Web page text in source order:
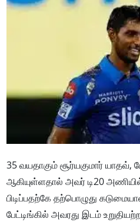
35 வயதாகும் சூர்யகுமார் யாதவ்,
ஆகியுள்ளதால் அவர் டி20
பிடிப்பதற்கே தற்பொழுது
பேட்டிங்கில் அவரது இடம்